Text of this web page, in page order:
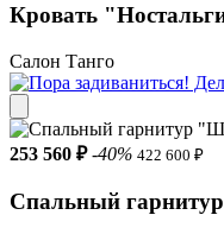
Кровать
Салон Танго
253 560 ₽ -40% 422 600 ₽
Спальный